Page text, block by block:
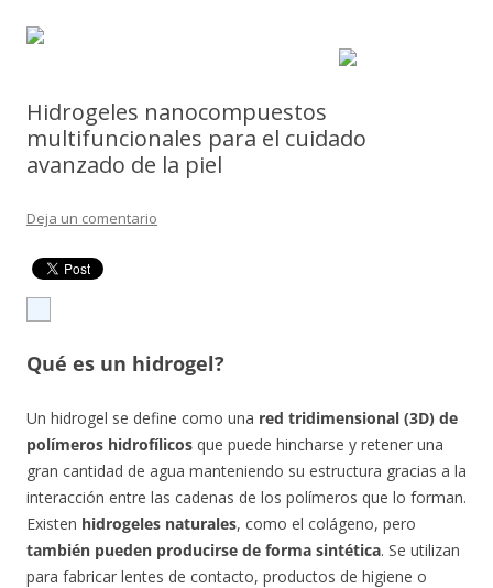
Hidrogeles nanocompuestos
multifuncionales para el cuidado
avanzado de la piel
Deja un comentario
Qué es un hidrogel?
Un hidrogel se define como una red tridimensional (3D) de
polímeros hidrofílicos que puede hincharse y retener una
gran cantidad de agua manteniendo su estructura gracias a la
interacción entre las cadenas de los polímeros que lo forman.
Existen hidrogeles naturales, como el colágeno, pero
también pueden producirse de forma sintética. Se utilizan
para fabricar lentes de contacto, productos de higiene o